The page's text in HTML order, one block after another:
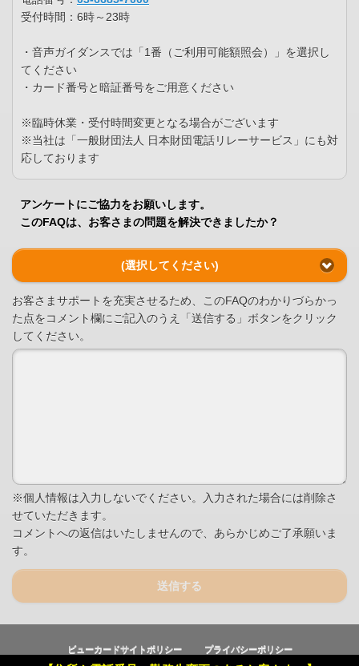
受付時間：6時～23時
・音声ガイダンスでは「1番（ご利用可能額照会）」を選択し
てください
・カード番号と暗証番号をご用意ください
※臨時休業・受付時間変更となる場合がございます
※当社は「一般財団法人 日本財団電話リレーサービス」にも対
応しております
アンケートにご協力をお願いします。
このFAQは、お客さまの問題を解決できましたか？
(選択してください)
お客さまサポートを充実させるため、このFAQのわかりづらかっ
た点をコメント欄にご記入のうえ「送信する」ボタンをクリック
してください。
※個人情報は入力しないでください。入力された場合には削除さ
せていただきます。
コメントへの返信はいたしませんので、あらかじめご了承願いま
す。
送信する
ビューカードサイトポリシー プライバシーポリシー